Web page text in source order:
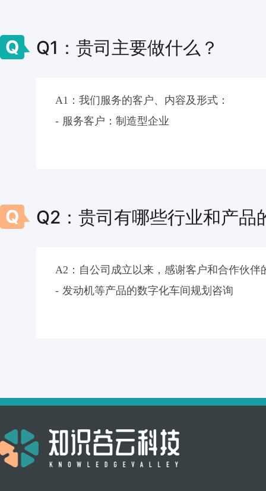
Q Q1：贵司主要做什么？
A1：我们服务的客户、内容及形式：
- 服务客户：制造型企业
Q Q2：贵司有哪些行业和产品
A2：自公司成立以来，感谢客户和合作伙
- 发动机等产品的数字化车间规划咨询
- 食品包装机械
- 新能源行业锂电池粉料、溶剂和浆料系统